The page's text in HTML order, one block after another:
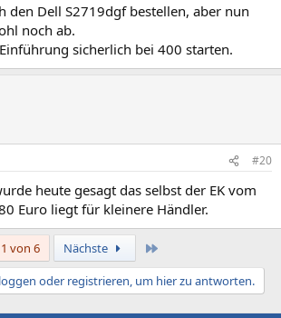
den Dell S2719dgf bestellen, aber nun
noch ab.
sicherlich bei 400 starten.
#20
heute gesagt das selbst der EK vom
Euro liegt für kleinere Händler.
1 von 6 Nächste
oder registrieren, um hier zu antworten.